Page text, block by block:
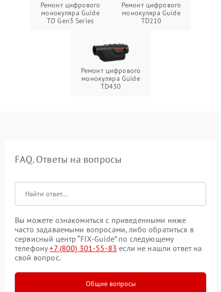
Ремонт цифрового
монокуляра Guide
TD Gen3 Series
Ремонт цифрового
монокуляра Guide
TD210
Ремонт цифрового
монокуляра Guide
TD430
FAQ. Ответы на вопросы
Вы можете ознакомиться с приведенными ниже
часто задаваемыми вопросами, либо обратиться в
сервисный центр “FIX-Guide” по следующему
телефону+7 (800) 301-55-83 если не нашли ответ на
свой вопрос.
Общие вопросы